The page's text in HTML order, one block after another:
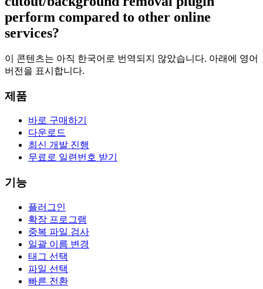
perform compared to other online
services?
이 콘텐츠는 아직 한국어로 번역되지 않았습니다. 아래에 영어
버전을 표시합니다.
제품
바로 구매하기
다운로드
최신 개발 진행
무료로 일련번호 받기
기능
플러그인
확장 프로그램
중복 파일 검사
일괄 이름 변경
태그 선택
파일 선택
빠른 전환